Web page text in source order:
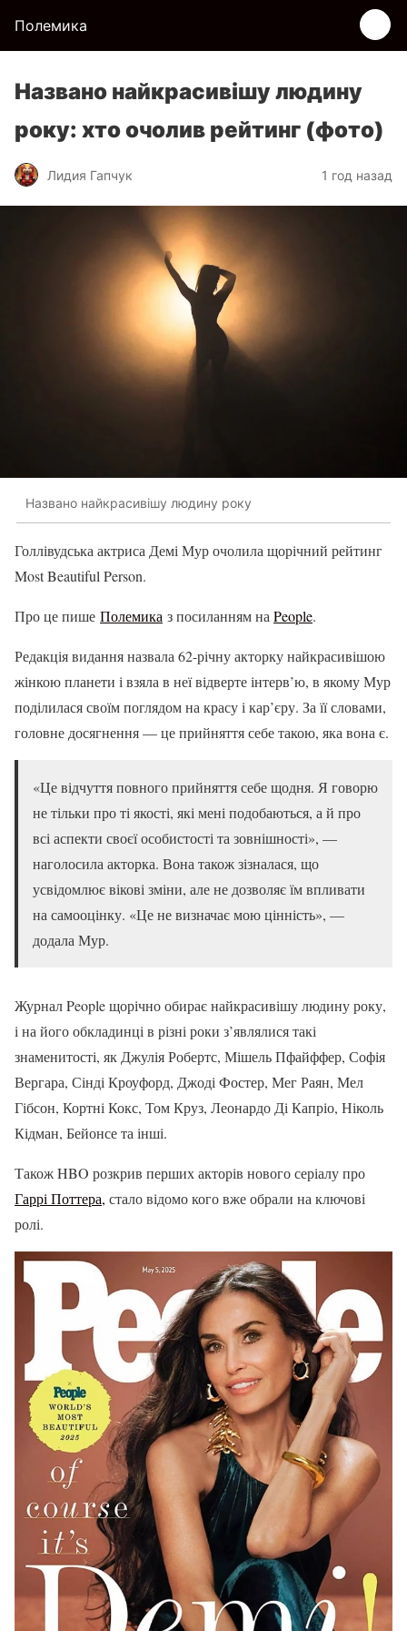
Полемика
Названо найкрасивішу людину
року: хто очолив рейтинг (фото)
Лидия Гапчук 1 год назад
Названо найкрасивішу людину року
Голлівудська актриса Демі Мур очолила щорічний рейтинг
Most Beautiful Person.
Про це пише Полемика з посиланням на People.
Редакція видання назвала 62-річну акторку найкрасивішою
жінкою планети і взяла в неї відверте інтерв’ю, в якому Мур
поділилася своїм поглядом на красу і кар’єру. За її словами,
головне досягнення — це прийняття себе такою, яка вона є.
«Це відчуття повного прийняття себе щодня. Я говорю
не тільки про ті якості, які мені подобаються, а й про
всі аспекти своєї особистості та зовнішності», —
наголосила акторка. Вона також зізналася, що
усвідомлює вікові зміни, але не дозволяє їм впливати
на самооцінку. «Це не визначає мою цінність», —
додала Мур.
Журнал People щорічно обирає найкрасивішу людину року,
і на його обкладинці в різні роки з’являлися такі
знаменитості, як Джулія Робертс, Мішель Пфайффер, Софія
Вергара, Сінді Кроуфорд, Джоді Фостер, Мег Раян, Мел
Гібсон, Кортні Кокс, Том Круз, Леонардо Ді Капріо, Ніколь
Кідман, Бейонсе та інші.
Також HBO розкрив перших акторів нового серіалу про
Гаррі Поттера, стало відомо кого вже обрали на ключові
ролі.